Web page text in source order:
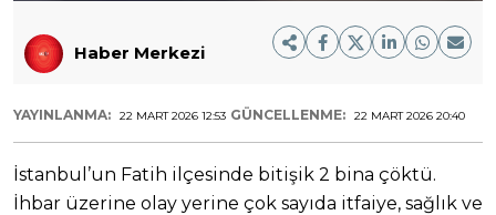
Haber Merkezi
YAYINLANMA: 22 MART 2026 12:53 GÜNCELLENME: 22 MART 2026 20:40
İstanbul’un Fatih ilçesinde bitişik 2 bina çöktü.
İhbar üzerine olay yerine çok sayıda itfaiye, sağlık ve